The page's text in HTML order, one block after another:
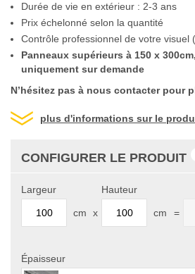
Durée de vie en extérieur : 2-3 ans
Prix échelonné selon la quantité
Contrôle professionnel de votre visuel
Panneaux supérieurs à 150 x
uniquement sur demande
N’hésitez pas à nous contacter pour
plus d'informations sur le
CONFIGURER LE PRODUIT
Largeur
cm x
Hauteur
cm =
Épaisseur